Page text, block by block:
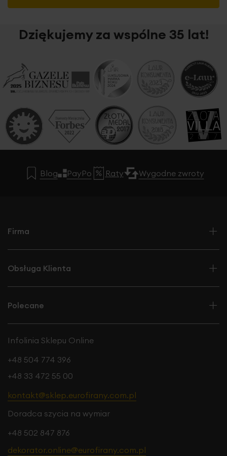
Dziękujemy za wspólne 35 lat!
Blog PayPo Raty Wygodne zwroty
Firma
Obsługa Klienta
Polecane
Infolinia Sklepu Online
+48 504 774 396
+48 33 472 55 00
kontakt@sklep.eurofirany.com.pl
Doradca szycia na wymiar
+48 502 847 876
dekorator.online@eurofirany.com.pl